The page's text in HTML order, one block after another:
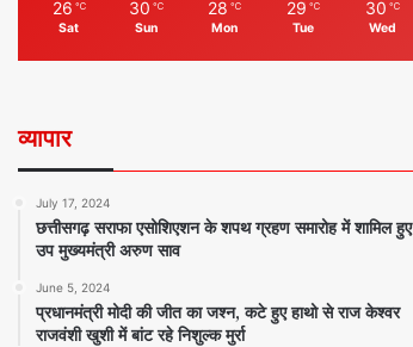
26 ℃
Sat
30 ℃
Sun
28 ℃
Mon
29 ℃
Tue
30 ℃
Wed
व्यापार
July 17, 2024
छत्तीसगढ़ सराफा एसोशिएशन के शपथ ग्रहण समारोह में शामिल हुए
उप मुख्यमंत्री अरुण साव
June 5, 2024
प्रधानमंत्री मोदी की जीत का जश्न, कटे हुए हाथो से राज केश्वर
राजवंशी खुशी में बांट रहे निशुल्क मुर्रा